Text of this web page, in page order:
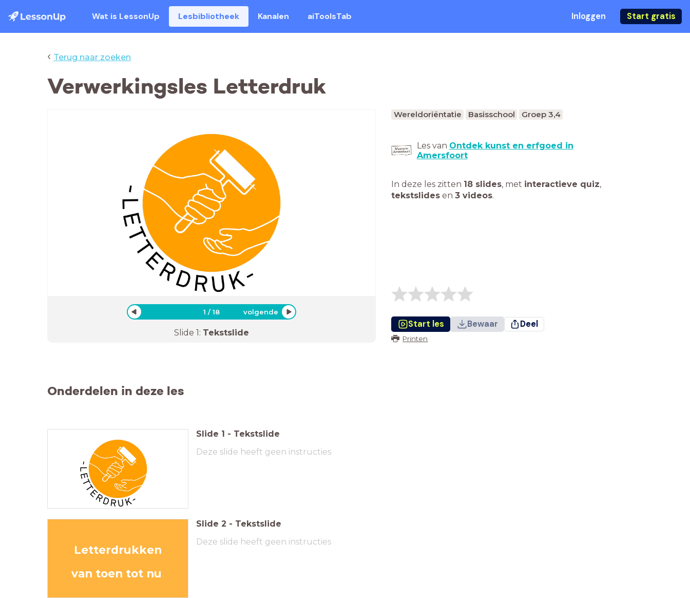
Wat is LessonUp Lesbibliotheek Kanalen aiToolsTab Inloggen Start gratis
‹ Terug naar zoeken
Verwerkingsles Letterdruk
1 /18 volgende
Slide 1: Tekstslide
Wereldoriëntatie Basisschool Groep 3,4
Les van Ontdek kunst en erfgoed in
Amersfoort
In deze les zitten 18 slides, met interactieve quiz,
tekstslides en 3 videos.
Start les Bewaar Deel
Printen
Onderdelen in deze les
Slide 1 - Tekstslide
Deze slide heeft geen instructies
Letterdrukken
van toen tot nu
Slide 2 - Tekstslide
Deze slide heeft geen instructies